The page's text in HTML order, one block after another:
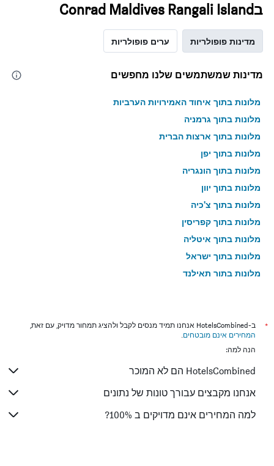
בConrad Maldives Rangali Island
מדינות פופולריות ערים פופולריות
מדינות שמשתמשים שלנו מחפשים
מלונות בתוך איחוד האמירויות הערביות
מלונות בתוך גרמניה
מלונות בתוך ארצות הברית
מלונות בתוך יפן
מלונות בתוך הונגריה
מלונות בתוך יוון
מלונות בתוך צ'כיה
מלונות בתוך קפריסין
מלונות בתוך איטליה
מלונות בתוך ישראל
מלונות בתוך תאילנד
*
ב-HotelsCombined אנחנו תמיד מנסים לקבל ולהציג תמחור מדויק, עם זאת,
המחירים אינם מובטחים.
הנה למה:
HotelsCombined הם לא המוכר
אנחנו מקבצים עבורך טונות של נתונים
למה המחירים אינם מדויקים ב 100%?